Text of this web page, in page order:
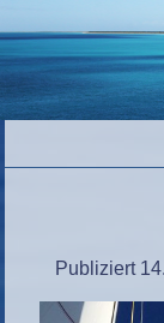
Publiziert